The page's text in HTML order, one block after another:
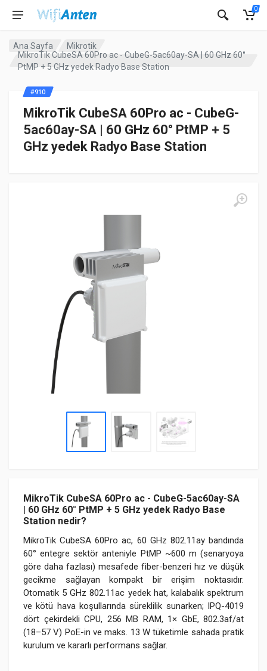
0
Ana Sayfa
Mikrotik
MikroTik CubeSA 60Pro ac - CubeG-5ac60ay-SA | 60 GHz 60°
PtMP + 5 GHz yedek Radyo Base Station
MikroTik CubeSA 60Pro ac - CubeG-
5ac60ay-SA | 60 GHz 60° PtMP + 5
GHz yedek Radyo Base Station
MikroTik CubeSA 60Pro ac - CubeG-5ac60ay-SA
| 60 GHz 60° PtMP + 5 GHz yedek Radyo Base
Station nedir?
MikroTik CubeSA 60Pro ac, 60 GHz 802.11ay bandında
60° entegre sektör anteniyle PtMP ~600 m (senaryoya
göre daha fazlası) mesafede fiber-benzeri hız ve düşük
gecikme sağlayan kompakt bir erişim noktasıdır.
Otomatik 5 GHz 802.11ac yedek hat, kalabalık spektrum
ve kötü hava koşullarında süreklilik sunarken; IPQ-4019
dört çekirdekli CPU, 256 MB RAM, 1× GbE, 802.3af/at
(18–57 V) PoE-in ve maks. 13 W tüketimle sahada pratik
kurulum ve kararlı performans sağlar.
#910